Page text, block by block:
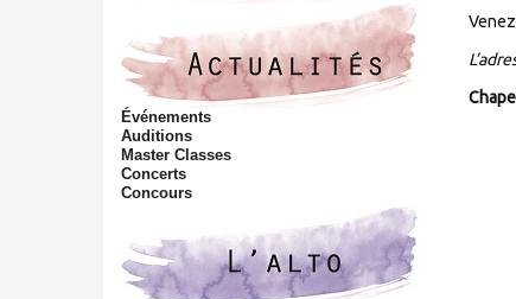
i
s
s
i
t
e
Événements
Auditions
Master Classes
Concerts
Concours